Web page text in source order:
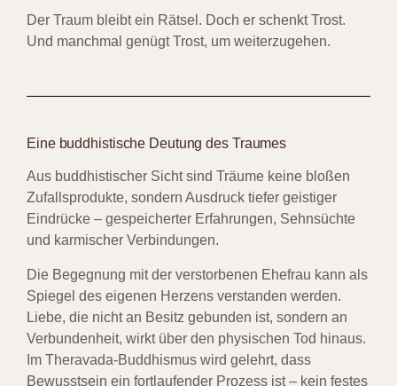
Der Traum bleibt ein Rätsel. Doch er schenkt Trost.
Und manchmal genügt Trost, um weiterzugehen.
Eine buddhistische Deutung des Traumes
Aus buddhistischer Sicht sind Träume keine bloßen
Zufallsprodukte, sondern Ausdruck tiefer geistiger
Eindrücke – gespeicherter Erfahrungen, Sehnsüchte
und karmischer Verbindungen.
Die Begegnung mit der verstorbenen Ehefrau kann als
Spiegel des eigenen Herzens verstanden werden.
Liebe, die nicht an Besitz gebunden ist, sondern an
Verbundenheit, wirkt über den physischen Tod hinaus.
Im Theravada-Buddhismus wird gelehrt, dass
Bewusstsein ein fortlaufender Prozess ist – kein festes